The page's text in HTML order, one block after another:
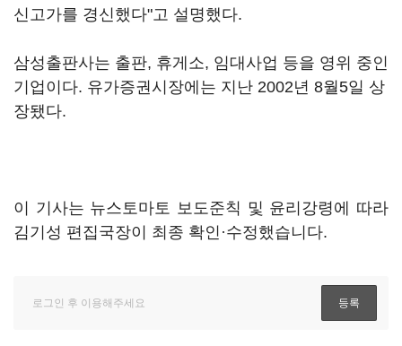
신고가를 경신했다"고 설명했다.
삼성출판사는 출판, 휴게소, 임대사업 등을 영위 중인
기업이다. 유가증권시장에는 지난 2002년 8월5일 상
장됐다.
이 기사는 뉴스토마토 보도준칙 및 윤리강령에 따라
김기성 편집국장이 최종 확인·수정했습니다.